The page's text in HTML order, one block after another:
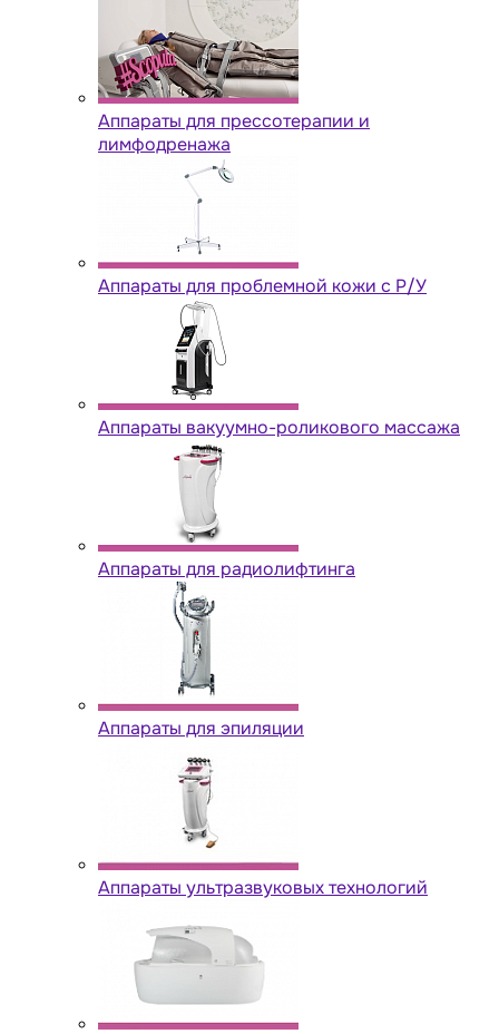
Аппараты для прессотерапии и
лимфодренажа
Аппараты для проблемной кожи с Р/У
Аппараты вакуумно-роликового массажа
Аппараты для радиолифтинга
Аппараты для эпиляции
Аппараты ультразвуковых технологий